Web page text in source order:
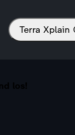
Terra Xplain
los!